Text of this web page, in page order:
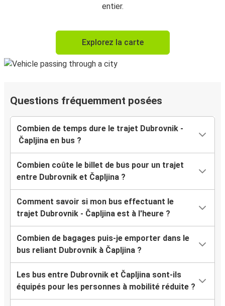
entier.
Explorez la carte
Questions fréquemment posées
Combien de temps dure le trajet Dubrovnik -
Čapljina en bus ?
Combien coûte le billet de bus pour un trajet
entre Dubrovnik et Čapljina ?
Comment savoir si mon bus effectuant le
trajet Dubrovnik - Čapljina est à l'heure ?
Combien de bagages puis-je emporter dans le
bus reliant Dubrovnik à Čapljina ?
Les bus entre Dubrovnik et Čapljina sont-ils
équipés pour les personnes à mobilité réduite ?